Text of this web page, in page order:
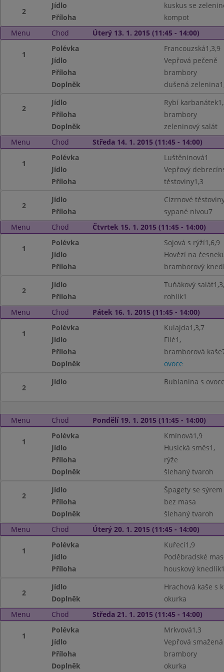
2
Jídlo
kuskus se
Příloha
kompot
Menu
Chod Úterý 13. 1. 2015 (11:45 - 14:00)
1
Polévka
Francouzská1,3,9
Jídlo
Vepřová pečeně
Příloha
brambory
Doplněk
dušená
2
Jídlo
Rybí
Příloha
brambory
Doplněk
zeleninový salát
Menu
Chod Středa 14. 1. 2015 (11:45 - 14:00)
1
Polévka
Luštěninová1
Jídlo
Vepřový
Příloha
těstoviny1,3
2
Jídlo
Cizrnové
Příloha
sypané nivou7
Menu
Chod Čtvrtek 15. 1. 2015 (11:45 - 14:00)
1
Polévka
Sojová s rýží1,6,9
Jídlo
Hovězí na
Příloha
bramborový
2
Jídlo
Tuňákový
Příloha
rohlík1
Menu
Chod Pátek 16. 1. 2015 (11:45 - 14:00)
1
Polévka
Kulajda1,3,7
Jídlo
Filé1,
Příloha
bramborová
Doplněk
ovoce
2
Jídlo Bublanina s
Menu Chod Pondělí 19. 1. 2015 (11:45 - 14:00)
1
Polévka
Kmínová1,9
Jídlo
Husická směs1,
Příloha
rýže
Doplněk
šlehaný tvaroh
2
Jídlo
Špagety se
Příloha
bez masa
Doplněk
šlehaný tvaroh
Menu
Chod Úterý 20. 1. 2015 (11:45 - 14:00)
1
Polévka
Kuřecí1,9
Jídlo
Poděbradské
Příloha
houskový
2
Jídlo
Hrachová kaše s
Doplněk
okurka
Menu
Chod Středa 21. 1. 2015 (11:45 - 14:00)
1
Polévka
Mrkvová1,3
Jídlo
Vepřová
Příloha
brambory
Doplněk
okurka